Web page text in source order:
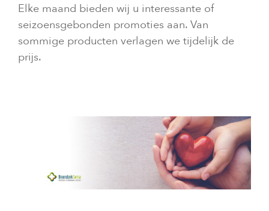
Elke maand bieden wij u interessante of
seizoensgebonden promoties aan. Van
sommige producten verlagen we tijdelijk de
prijs.